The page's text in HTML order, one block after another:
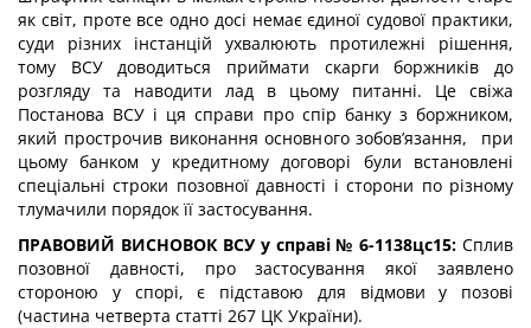
як світ, проте все одно досі немає єдиної судової практики,
суди різних інстанцій ухвалюють протилежні рішення,
тому ВСУ доводиться приймати скарги боржників до
розгляду та наводити лад в цьому питанні. Це свіжа
Постанова ВСУ і ця справи про спір банку з боржником,
який прострочив виконання основного зобов’язання, при
цьому банком у кредитному договорі були встановлені
спеціальні строки позовної давності і сторони по різному
тлумачили порядок її застосування.
ПРАВОВИЙ ВИСНОВОК ВСУ у справі № 6-1138цс15: Сплив
позовної давності, про застосування якої заявлено
стороною у спорі, є підставою для відмови у позові
(частина четверта статті 267 ЦК України).